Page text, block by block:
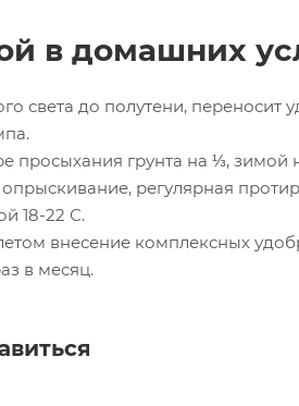
в домашних
света до полутени,
просыхания грунта на ⅓, зимой
регулярная
18-22 С.
внесение комплексных
в месяц.